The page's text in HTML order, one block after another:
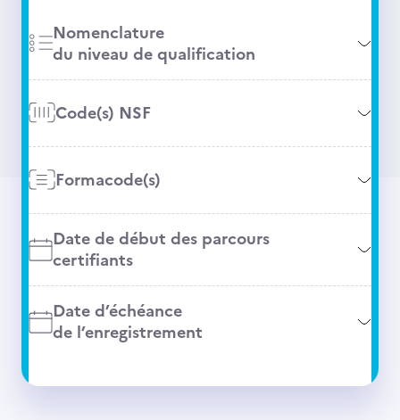
Nomenclature
du niveau de qualification
Code(s) NSF
Formacode(s)
Date de début des parcours
certifiants
Date d’échéance
de l’enregistrement